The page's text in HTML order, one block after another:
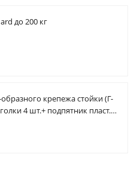
до 200 кг
крепежа стойки (Г-
4 шт.+ подпятник пласт.1